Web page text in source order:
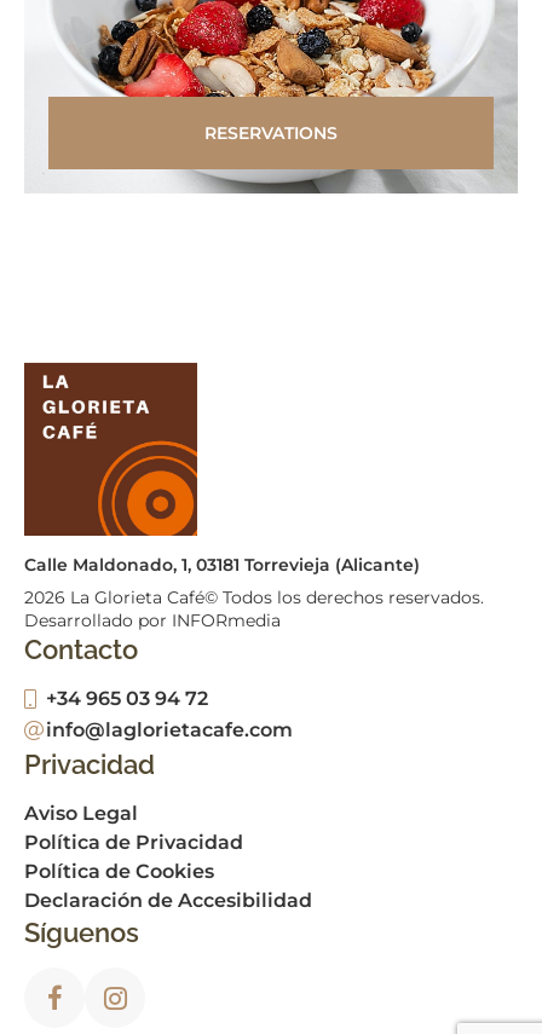
RESERVATIONS
Calle Maldonado, 1, 03181 Torrevieja (Alicante)
2026 La Glorieta Café© Todos los derechos reservados.
Desarrollado por INFORmedia
Contacto
+34 965 03 94 72
info@laglorietacafe.com
Privacidad
Aviso Legal
Política de Privacidad
Política de Cookies
Declaración de Accesibilidad
Síguenos